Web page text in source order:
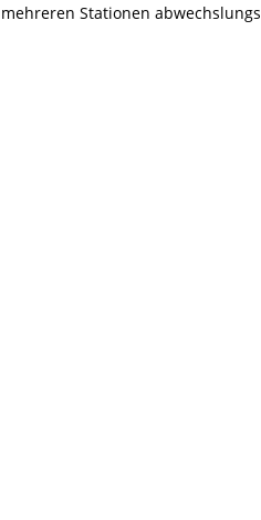
mehreren Stationen